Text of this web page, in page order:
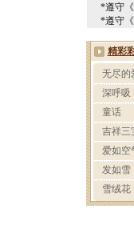
*遵守
*遵守